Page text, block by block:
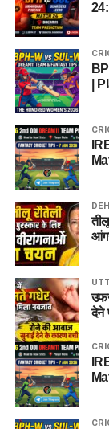
24:
|
देने